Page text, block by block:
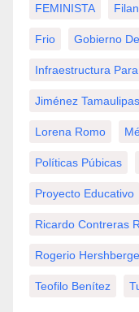
FEMINISTA
Frio Gobierno
Infraestructura
Jiménez Tamaulipas
Lorena Romo
Políticas Púbicas
Proyecto Educativo
Ricardo Contreras
Rogerio
Teofilo Benítez